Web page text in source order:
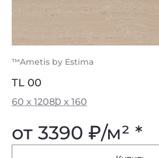
™Ametis by Estima
TL 00
60 x 12080 x 160
от 3390 ₽/м² *